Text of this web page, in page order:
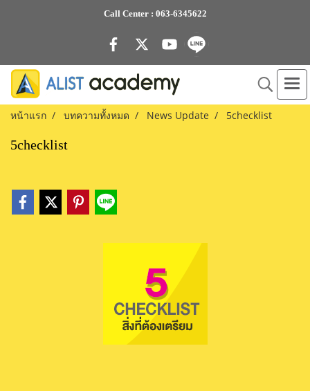
Call Center : 063-6345622
หน้าแรก บทความทั้งหมด News Update 5checklist
5checklist